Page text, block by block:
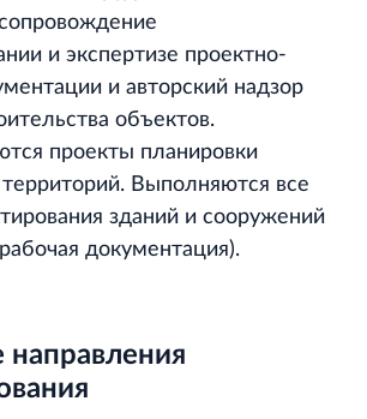
области
система ROSSTRO‐VELOX
из щепоцементных плит
институт
и экспертизе проектно‐
и авторский надзор
объектов.
проекты планировки
Выполняются все
зданий и сооружений
документация).